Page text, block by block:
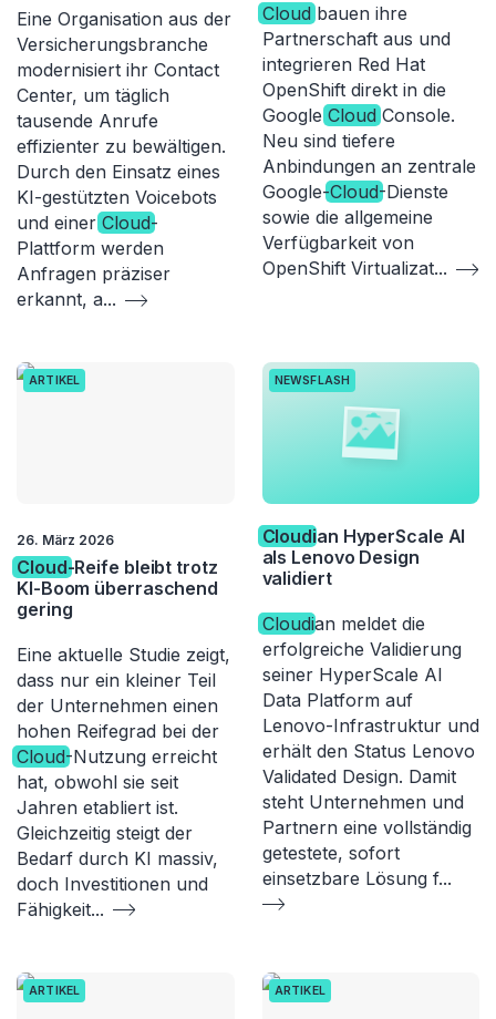
Eine Organisation aus der
Versicherungsbranche
modernisiert ihr Contact
Center, um täglich
tausende Anrufe
effizienter zu bewältigen.
Durch den Einsatz eines
KI-gestützten Voicebots
und einerCloud-
Plattform werden
Anfragen präziser
erkannt, a...
Cloud bauen ihre
Partnerschaft aus und
integrieren Red Hat
OpenShift direkt in die
GoogleCloud Console.
Neu sind tiefere
Anbindungen an zentrale
Google-Cloud-Dienste
sowie die allgemeine
Verfügbarkeit von
OpenShift Virtualizat...
ARTIKEL
26. März 2026
Cloud-Reife bleibt trotz
KI-Boom überraschend
gering
Eine aktuelle Studie zeigt,
dass nur ein kleiner Teil
der Unternehmen einen
hohen Reifegrad bei der
Cloud-Nutzung erreicht
hat, obwohl sie seit
Jahren etabliert ist.
Gleichzeitig steigt der
Bedarf durch KI massiv,
doch Investitionen und
Fähigkeit...
NEWSFLASH
Cloudian HyperScale AI
als Lenovo Design
validiert
Cloudian meldet die
erfolgreiche Validierung
seiner HyperScale AI
Data Platform auf
Lenovo-Infrastruktur und
erhält den Status Lenovo
Validated Design. Damit
steht Unternehmen und
Partnern eine vollständig
getestete, sofort
einsetzbare Lösung f...
ARTIKEL ARTIKEL